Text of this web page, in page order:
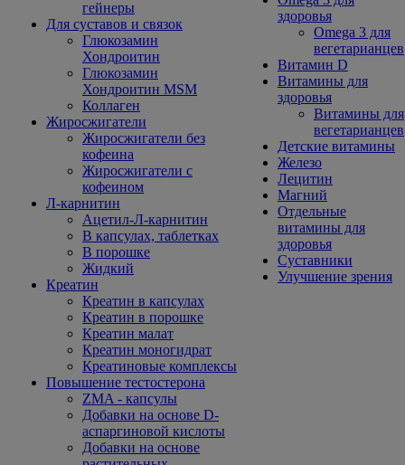
гейнеры
Для суставов и связок
Глюкозамин
Хондроитин
Глюкозамин
Хондроитин MSM
Коллаген
Жиросжигатели
Жиросжигатели без
кофеина
Жиросжигатели с
кофеином
Л-карнитин
Ацетил-Л-карнитин
В капсулах, таблетках
В порошке
Жидкий
Креатин
Креатин в капсулах
Креатин в порошке
Креатин малат
Креатин моногидрат
Креатиновые комплексы
Повышение тестостерона
ZMA - капсулы
Добавки на основе D-
аспаргиновой кислоты
Добавки на основе
здоровья
Omega 3 для
вегетарианцев
Витамин D
Витамины для
здоровья
Витамины для
вегетарианцев
Детские витамины
Железо
Лецитин
Магний
Отдельные
витамины для
здоровья
Суставники
Улучшение зрения